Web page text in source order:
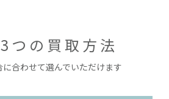
つの買取方法
に合わせて選んでいただけます